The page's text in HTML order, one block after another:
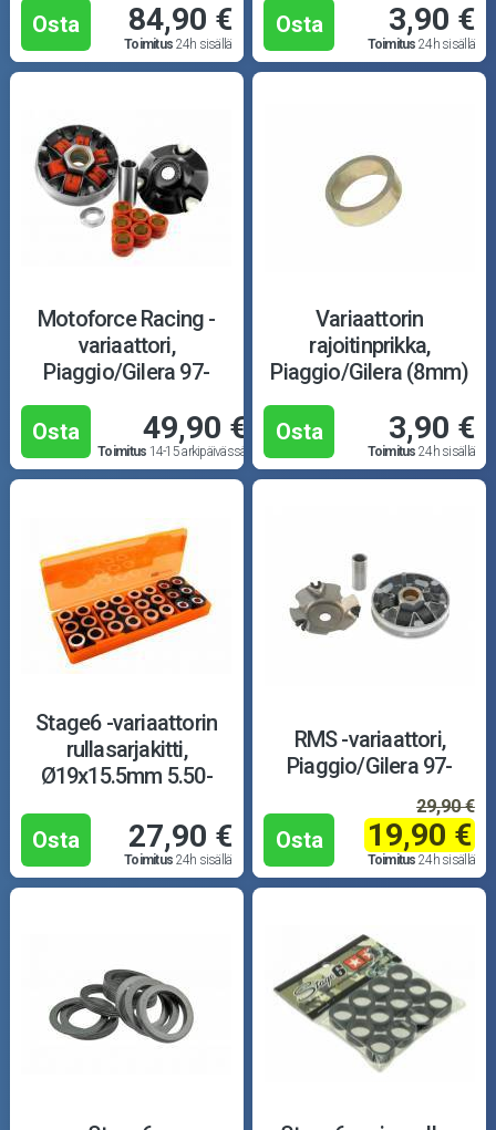
Osta 84,90 €
Toimitus 24h sisällä
Osta 3,90 €
Toimitus 24h sisällä
Motoforce Racing -
variaattori,
Piaggio/Gilera 97-
Osta 49,90 €
Toimitus 14-15 arkipäivässä
Variaattorin
rajoitinprikka,
Piaggio/Gilera (8mm)
Osta 3,90 €
Toimitus 24h sisällä
Stage6 -variaattorin
rullasarjakitti,
Ø19x15.5mm 5.50-
Osta
27,90 €
Toimitus 24h sisällä
RMS -variaattori,
Piaggio/Gilera 97-
Osta
29,90 €
19,90 €
Toimitus 24h sisällä